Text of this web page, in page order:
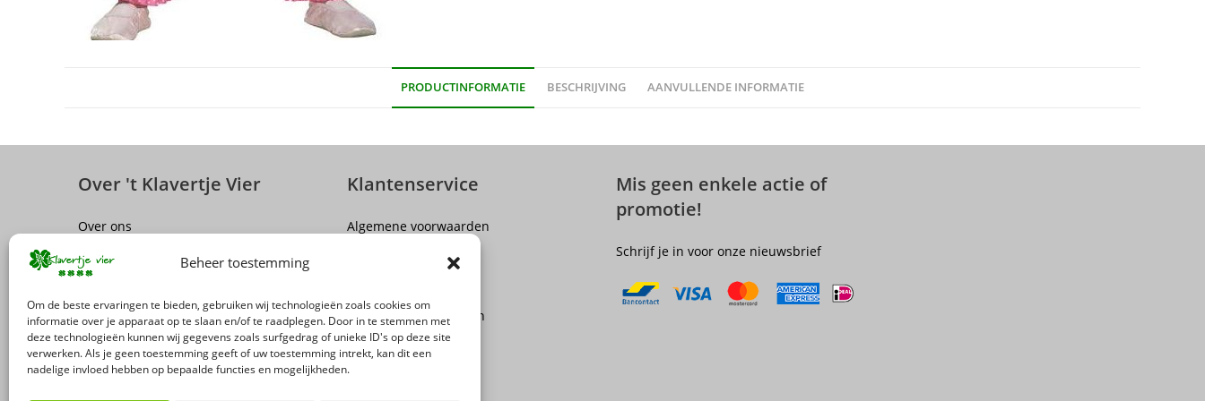
Beheer toestemming
Om de beste ervaringen te bieden, gebruiken wij technologieën zoals cookies om
informatie over je apparaat op te slaan en/of te raadplegen. Door in te stemmen met
deze technologieën kunnen wij gegevens zoals surfgedrag of unieke ID's op deze site
verwerken. Als je geen toestemming geeft of uw toestemming intrekt, kan dit een
nadelige invloed hebben op bepaalde functies en mogelijkheden.
PRODUCTINFORMATIE BESCHRIJVING AANVULLENDE INFORMATIE
Over 't Klavertje Vier
Over ons
Vacatures
Klantenservice
Algemene voorwaarden
Levering en Verzenden
Terugroepingen
Mis geen enkele actie of
promotie!
Schrijf je in voor onze nieuwsbrief